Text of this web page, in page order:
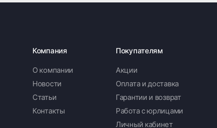
Компания
О компании
Новости
Статьи
Контакты
Покупателям
Акции
Оплата и доставка
Гарантии и возврат
Работа с юрлицами
Личный кабинет